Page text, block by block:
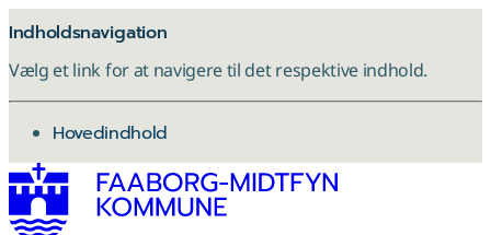
Indholdsnavigation
Vælg et link for at navigere til det respektive indhold.
gå til
Hovedindhold